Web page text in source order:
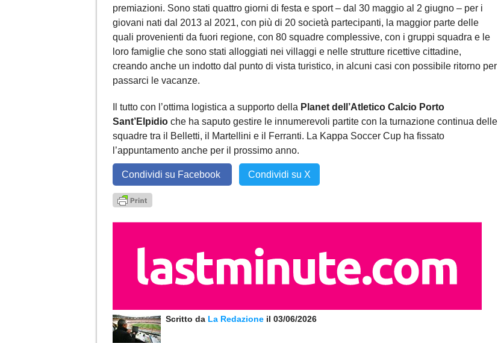
premiazioni. Sono stati quattro giorni di festa e sport – dal 30 maggio al 2 giugno – per i
giovani nati dal 2013 al 2021, con più di 20 società partecipanti, la maggior parte delle
quali provenienti da fuori regione, con 80 squadre complessive, con i gruppi squadra e le
loro famiglie che sono stati alloggiati nei villaggi e nelle strutture ricettive cittadine,
creando anche un indotto dal punto di vista turistico, in alcuni casi con possibile ritorno per
passarci le vacanze.
Il tutto con l’ottima logistica a supporto della Planet dell’Atletico Calcio Porto
Sant’Elpidio che ha saputo gestire le innumerevoli partite con la turnazione continua delle
squadre tra il Belletti, il Martellini e il Ferranti. La Kappa Soccer Cup ha fissato
l’appuntamento anche per il prossimo anno.
Condividi su Facebook Condividi su X
Scritto da La Redazione il 03/06/2026